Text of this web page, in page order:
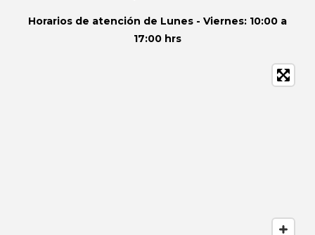
Horarios de atención de Lunes - Viernes: 10:00 a
17:00 hrs